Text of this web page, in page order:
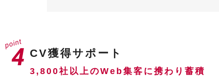
CV獲得サポート
3,800社以上のWeb集客に携わり蓄積